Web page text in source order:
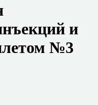
и
№3